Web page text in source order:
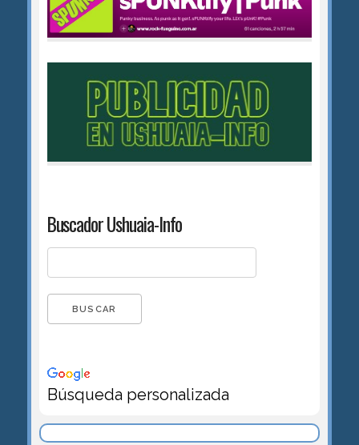
Buscador Ushuaia-Info
Búsqueda personalizada